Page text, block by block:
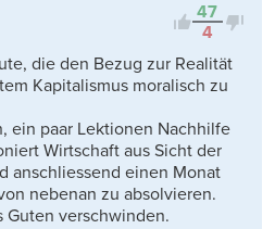
47
4
die den Bezug zur Realität
Kapitalismus moralisch zu
ein paar Lektionen Nachhilfe
Wirtschaft aus Sicht der
anschliessend einen Monat
nebenan zu absolvieren.
Guten verschwinden.